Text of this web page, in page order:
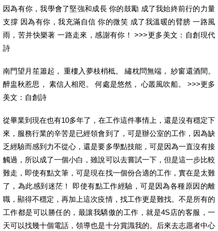
因為有你，我學會了堅強和成長 你的鼓勵 成了我始終前行的力量
支撐 因為有你，我充滿自信 你的微笑 成了我溫暖的臂膀 一路風
雨，苦并快樂著 一路走來，感謝有你！ >>>更多美文：自創現代
詩
南門望月笙簫起， 重樓入夢枝梢柢。 繡枕問無端， 紗窗還酒間。
醉盅秋惹思， 素信人相咫。 何處是悠然， 心叢風吹船。 >>>更多
美文：自創詩
從畢業到現在也有10多年了，在工作這件事情上，還是沒有穩定下
來，服務行業的辛苦是已經領會到了，可是辦公室的工作，因為缺
乏經驗而感到力不從心，還是要多學點技能，可是因為一直沒有接
觸過，所以成了一個小白，雖說可以去嘗試一下，但是這一步比較
難走，即使有點文筆，可是現在找一個份合適的工作，實在是太難
了，為此感到迷茫！ 即使有點工作經驗，可是因為各種原因的離
職，顯得不穩定，再加上這次疫情，找工作更是難找。不是所有的
工作都是可以勝任的，最讓我驕傲的工作，就是4S店的客服，一
天可以找幾十個電話，領導也是十分賞識我的。后來去志愿者中心